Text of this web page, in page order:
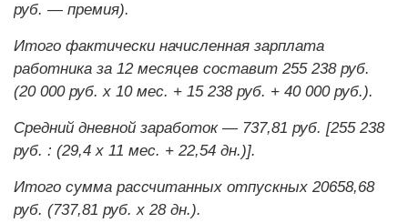
руб. — премия).
Итого фактически начисленная зарплата
работника за 12 месяцев составит 255 238 руб.
(20 000 руб. х 10 мес. + 15 238 руб. + 40 000 руб.).
Средний дневной заработок — 737,81 руб. [255 238
руб. : (29,4 х 11 мес. + 22,54 дн.)].
Итого сумма рассчитанных отпускных 20658,68
руб. (737,81 руб. х 28 дн.).